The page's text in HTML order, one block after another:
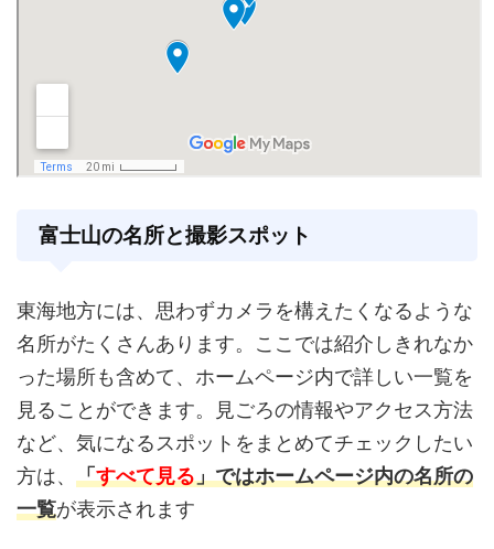
富士山の名所と撮影スポット
東海地方には、思わずカメラを構えたくなるような
名所がたくさんあります。ここでは紹介しきれなか
った場所も含めて、ホームページ内で詳しい一覧を
見ることができます。見ごろの情報やアクセス方法
など、気になるスポットをまとめてチェックしたい
方は、 「すべて見る」ではホームページ内の名所の
一覧が表示されます